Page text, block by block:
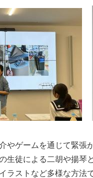
やゲームを通じて緊張
生徒による二胡や揚
ラストなど多様な方法